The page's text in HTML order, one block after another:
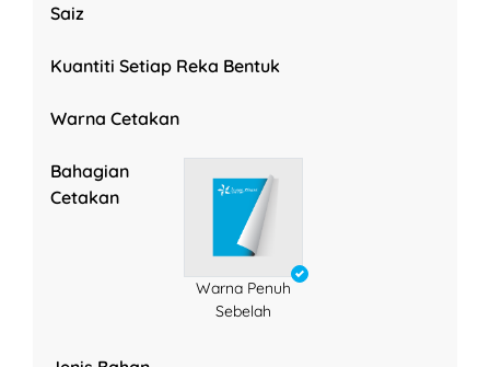
Saiz
Kuantiti Setiap Reka Bentuk
Warna Cetakan
Bahagian
Cetakan
Warna Penuh
Sebelah